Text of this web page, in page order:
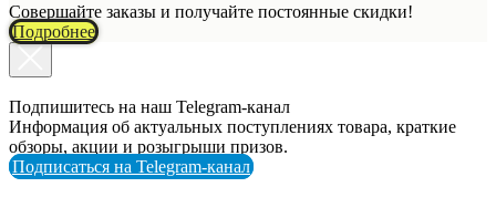
Совершайте заказы и получайте постоянные скидки!
Подробнее
Подпишитесь на наш Telegram-канал
Информация об актуальных поступлениях товара, краткие
обзоры, акции и розыгрыши призов.
Подписаться на Telegram-канал